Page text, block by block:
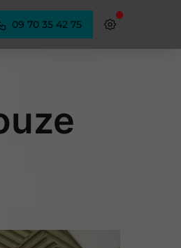
09 70 35 42 75